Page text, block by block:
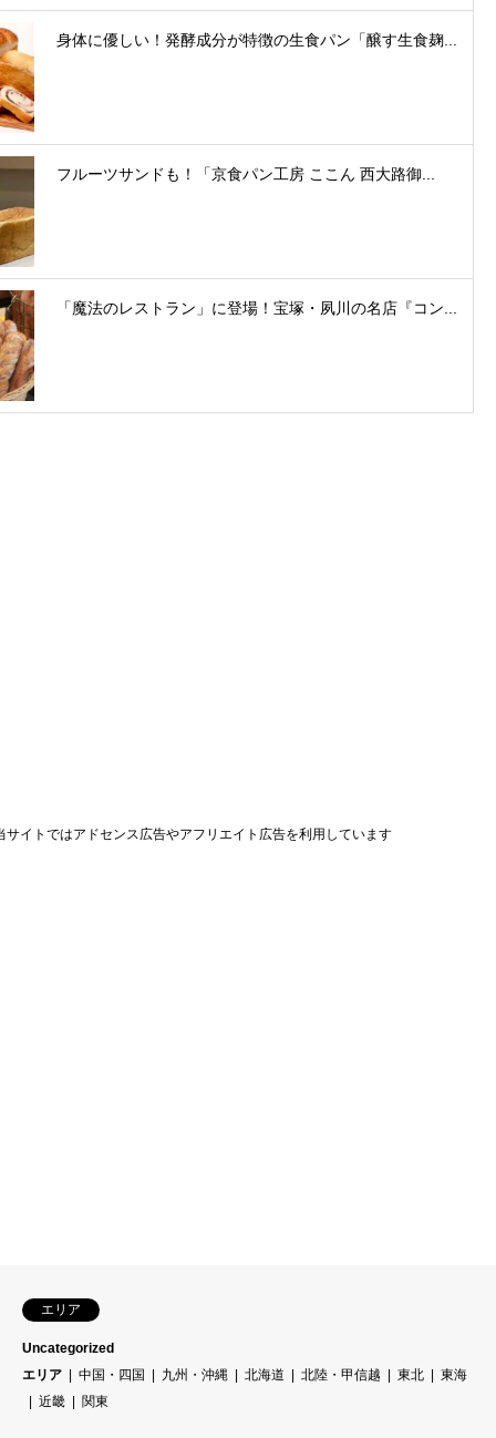
身体に優しい！発酵成分が特徴の生食パン「醸す生食麹...
フルーツサンドも！「京食パン工房 ここん 西大路御...
「魔法のレストラン」に登場！宝塚・夙川の名店『コン...
サイトではアドセンス広告やアフリエイト広告を利用しています
エリア
Uncategorized
エリア
中国・四国 九州・沖縄 北海道 北陸・甲信越 東北
東海
近畿
関東